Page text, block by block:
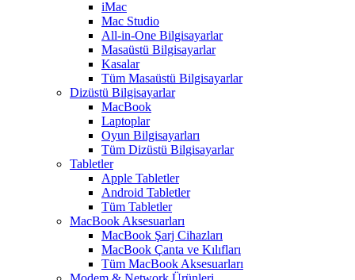
iMac
Mac Studio
All-in-One Bilgisayarlar
Masaüstü Bilgisayarlar
Kasalar
Tüm Masaüstü Bilgisayarlar
Dizüstü Bilgisayarlar
MacBook
Laptoplar
Oyun Bilgisayarları
Tüm Dizüstü Bilgisayarlar
Tabletler
Apple Tabletler
Android Tabletler
Tüm Tabletler
MacBook Aksesuarları
MacBook Şarj Cihazları
MacBook Çanta ve Kılıfları
Tüm MacBook Aksesuarları